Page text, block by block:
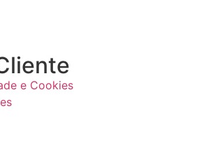
e Cookies